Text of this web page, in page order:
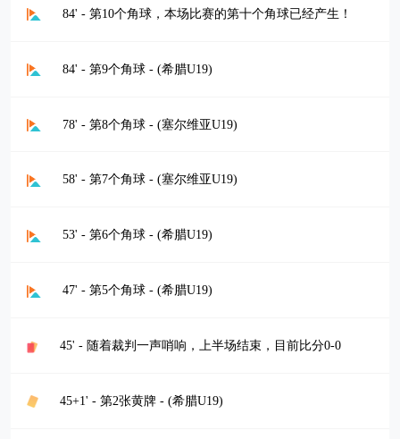
84' - 第10个角球，本场比赛的第十个角球已经产生！
84' - 第9个角球 - (希腊U19)
78' - 第8个角球 - (塞尔维亚U19)
58' - 第7个角球 - (塞尔维亚U19)
53' - 第6个角球 - (希腊U19)
47' - 第5个角球 - (希腊U19)
45' - 随着裁判一声哨响，上半场结束，目前比分0-0
45+1' - 第2张黄牌 - (希腊U19)